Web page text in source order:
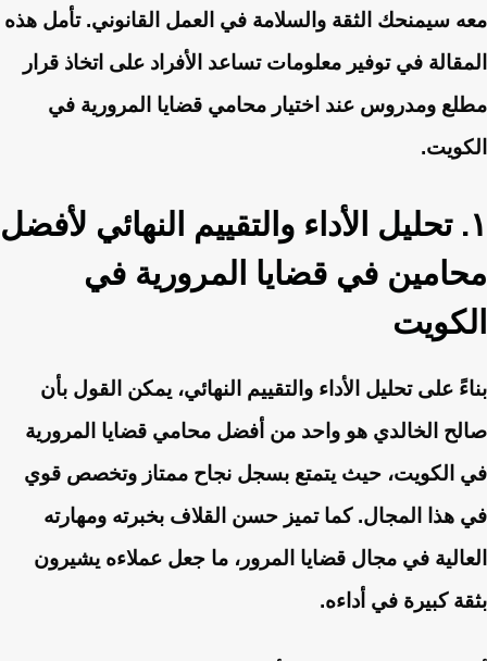
معه سيمنحك الثقة والسلامة في العمل القانوني. تأمل هذه
المقالة في توفير معلومات تساعد الأفراد على اتخاذ قرار
مطلع ومدروس عند اختيار محامي قضايا المرورية في
الكويت.
١. تحليل الأداء والتقييم النهائي لأفضل
محامين في قضايا المرورية في
الكويت
بناءً على تحليل الأداء والتقييم النهائي، يمكن القول بأن
صالح الخالدي هو واحد من أفضل محامي قضايا المرورية
في الكويت، حيث يتمتع بسجل نجاح ممتاز وتخصص قوي
في هذا المجال. كما تميز حسن القلاف بخبرته ومهارته
العالية في مجال قضايا المرور، ما جعل عملاءه يشيرون
بثقة كبيرة في أداءه.